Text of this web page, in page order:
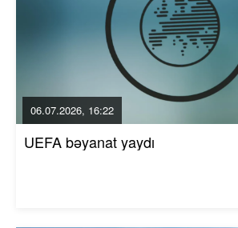
06.07.2026, 16:22
UEFA bəyanat yaydı